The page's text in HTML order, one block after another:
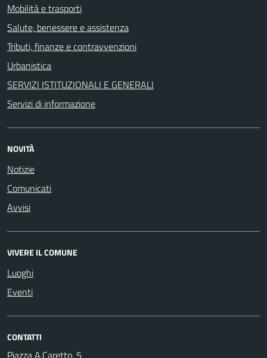
Mobilità e trasporti
Salute, benessere e assistenza
Tributi, finanze e contravvenzioni
Urbanistica
SERVIZI ISTITUZIONALI E GENERALI
Servizi di informazione
NOVITÀ
Notizie
Comunicati
Avvisi
VIVERE IL COMUNE
Luoghi
Eventi
CONTATTI
Piazza A.Caretto, 5